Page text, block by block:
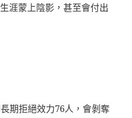
涯蒙上陰影，甚至會付出
期拒絕效力76人，會剝奪